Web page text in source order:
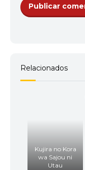
Relacionados
Kujira no Kora
wa Sajou ni
Utau